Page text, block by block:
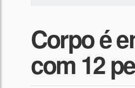
Corpo é
com 12